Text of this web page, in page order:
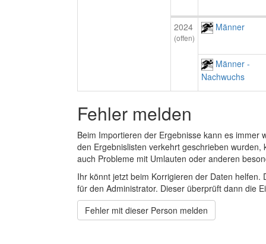
2024
(offen)
Männer
Männer -
Nachwuchs
Fehler melden
Beim Importieren der Ergebnisse kann es
den Ergebnislisten verkehrt geschrieben
auch Probleme mit Umlauten oder anderen
Ihr könnt jetzt beim Korrigieren der Daten
für den Administrator. Dieser überprüft dann die
Fehler mit dieser Person melden